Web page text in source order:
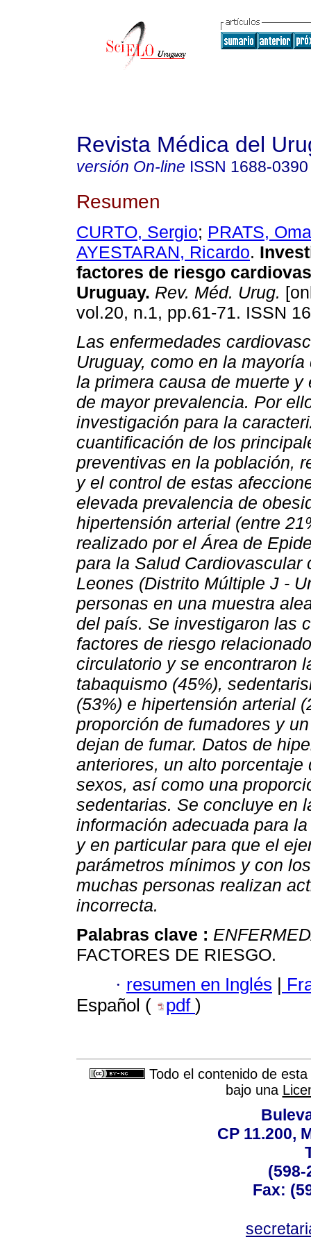
Revista Médica del
versión On-line ISSN 1688-0390
Resumen
CURTO, Sergio; PRATS,
AYESTARAN, Ricardo.
factores de riesgo
Uruguay. Rev. Méd. Urug.
vol.20, n.1, pp.61-71. ISSN
Las enfermedades
Uruguay, como en la
la primera causa de muerte y
de mayor prevalencia. Por
investigación para la
cuantificación de los
preventivas en la población,
y el control de estas
elevada prevalencia de
hipertensión arterial (entre
realizado por el Área de
para la Salud
Leones (Distrito Múltiple J -
personas en una muestra
del país. Se investigaron las
factores de riesgo
circulatorio y se encontraron
tabaquismo (45%),
(53%) e hipertensión arterial
proporción de fumadores y
dejan de fumar. Datos de
anteriores, un alto
sexos, así como una
sedentarias. Se concluye en
información adecuada para
y en particular para que el
parámetros mínimos y con
muchas personas realizan
incorrecta.
Palabras clave :
FACTORES DE RIESGO.
· resumen en Inglés |
Español (
pdf )
Todo el contenido de
bajo una
CP 11.200,
(598-
Fax: